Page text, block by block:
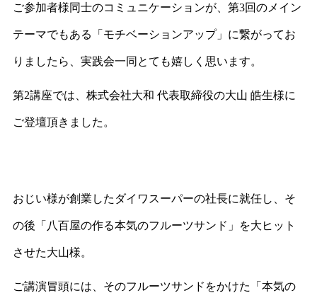
ご参加者様同士のコミュニケーションが、第3回のメイン
テーマでもある「モチベーションアップ」に繋がってお
りましたら、実践会一同とても嬉しく思います。
第2講座では、株式会社大和 代表取締役の大山 皓生様に
ご登壇頂きました。
おじい様が創業したダイワスーパーの社長に就任し、そ
の後「八百屋の作る本気のフルーツサンド」を大ヒット
させた大山様。
ご講演冒頭には、そのフルーツサンドをかけた「本気の